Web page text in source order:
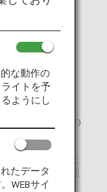
お笑いコンビ
を持ちながら、
足のわらじ」の
経験を活かした
会も全国で開催
な動作の
イトを予
ようにし
たデータ
WEBサイ